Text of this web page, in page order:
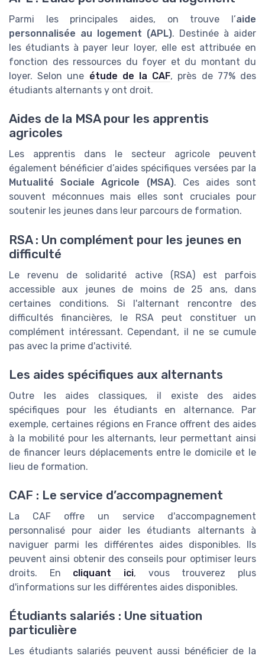
Parmi les principales aides, on trouve l’aide
personnalisée au logement (APL). Destinée à aider
les étudiants à payer leur loyer, elle est attribuée en
fonction des ressources du foyer et du montant du
loyer. Selon une étude de la CAF, près de 77% des
étudiants alternants y ont droit.
Aides de la MSA pour les apprentis
agricoles
Les apprentis dans le secteur agricole peuvent
également bénéficier d’aides spécifiques versées par la
Mutualité Sociale Agricole (MSA). Ces aides sont
souvent méconnues mais elles sont cruciales pour
soutenir les jeunes dans leur parcours de formation.
RSA : Un complément pour les jeunes en
difficulté
Le revenu de solidarité active (RSA) est parfois
accessible aux jeunes de moins de 25 ans, dans
certaines conditions. Si l'alternant rencontre des
difficultés financières, le RSA peut constituer un
complément intéressant. Cependant, il ne se cumule
pas avec la prime d'activité.
Les aides spécifiques aux alternants
Outre les aides classiques, il existe des aides
spécifiques pour les étudiants en alternance. Par
exemple, certaines régions en France offrent des aides
à la mobilité pour les alternants, leur permettant ainsi
de financer leurs déplacements entre le domicile et le
lieu de formation.
CAF : Le service d’accompagnement
La CAF offre un service d'accompagnement
personnalisé pour aider les étudiants alternants à
naviguer parmi les différentes aides disponibles. Ils
peuvent ainsi obtenir des conseils pour optimiser leurs
droits. En cliquant ici, vous trouverez plus
d'informations sur les différentes aides disponibles.
Étudiants salariés : Une situation
particulière
Les étudiants salariés peuvent aussi bénéficier de la